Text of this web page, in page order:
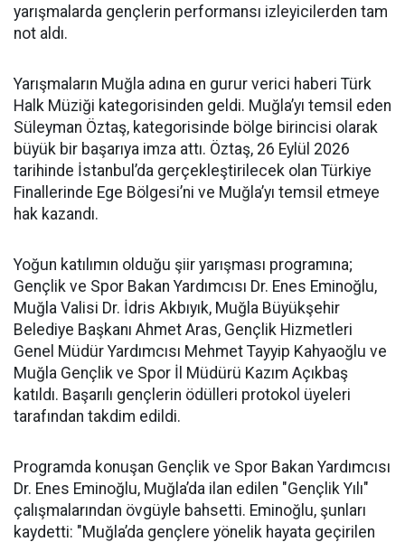
yarışmalarda gençlerin performansı izleyicilerden tam
not aldı.
Yarışmaların Muğla adına en gurur verici haberi Türk
Halk Müziği kategorisinden geldi. Muğla’yı temsil eden
Süleyman Öztaş, kategorisinde bölge birincisi olarak
büyük bir başarıya imza attı. Öztaş, 26 Eylül 2026
tarihinde İstanbul’da gerçekleştirilecek olan Türkiye
Finallerinde Ege Bölgesi’ni ve Muğla’yı temsil etmeye
hak kazandı.
Yoğun katılımın olduğu şiir yarışması programına;
Gençlik ve Spor Bakan Yardımcısı Dr. Enes Eminoğlu,
Muğla Valisi Dr. İdris Akbıyık, Muğla Büyükşehir
Belediye Başkanı Ahmet Aras, Gençlik Hizmetleri
Genel Müdür Yardımcısı Mehmet Tayyip Kahyaoğlu ve
Muğla Gençlik ve Spor İl Müdürü Kazım Açıkbaş
katıldı. Başarılı gençlerin ödülleri protokol üyeleri
tarafından takdim edildi.
Programda konuşan Gençlik ve Spor Bakan Yardımcısı
Dr. Enes Eminoğlu, Muğla’da ilan edilen "Gençlik Yılı"
çalışmalarından övgüyle bahsetti. Eminoğlu, şunları
kaydetti: "Muğla’da gençlere yönelik hayata geçirilen